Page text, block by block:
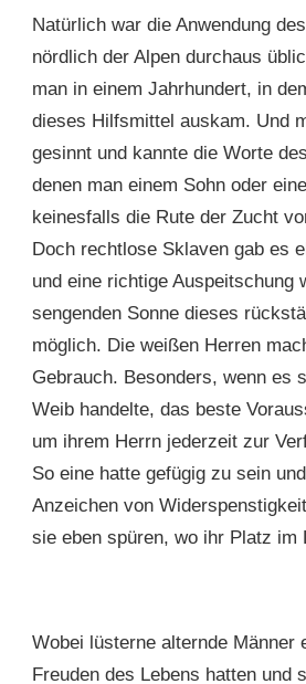
Natürlich war die Anwendung
nördlich der Alpen durchaus
man in einem Jahrhundert, in
dieses Hilfsmittel auskam. Und
gesinnt und kannte die Worte
denen man einem Sohn oder
keinesfalls die Rute der Zucht
Doch rechtlose Sklaven gab es
und eine richtige Auspeitschung
sengenden Sonne dieses
möglich. Die weißen Herren
Gebrauch. Besonders, wenn es
Weib handelte, das beste
um ihrem Herrn jederzeit zur
So eine hatte gefügig zu sein
Anzeichen von
sie eben spüren, wo ihr Platz im
Wobei lüsterne alternde Männer
Freuden des Lebens hatten und